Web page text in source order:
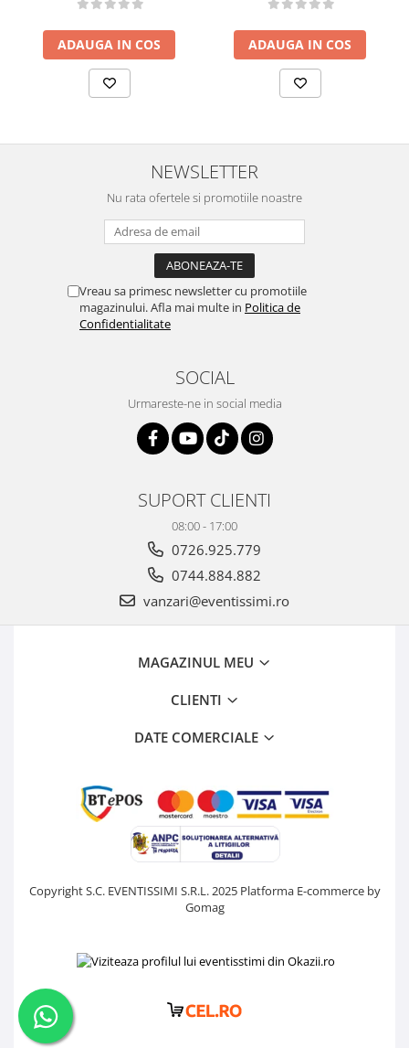
ADAUGA IN COS ADAUGA IN COS
NEWSLETTER
Nu rata ofertele si promotiile noastre
Vreau sa primesc newsletter cu promotiile
magazinului. Afla mai multe in Politica de
Confidentialitate
SOCIAL
Urmareste-ne in social media
SUPORT CLIENTI
08:00 - 17:00
0726.925.779
0744.884.882
vanzari@eventissimi.ro
MAGAZINUL MEU
CLIENTI
DATE COMERCIALE
Copyright S.C. EVENTISSIMI S.R.L. 2025 Platforma E-commerce by
Gomag